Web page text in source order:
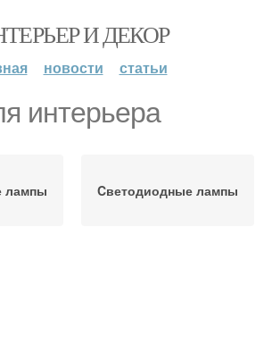
И ДЕКОР
новости статьи
интерьера
лампы Cветодиодные лампы